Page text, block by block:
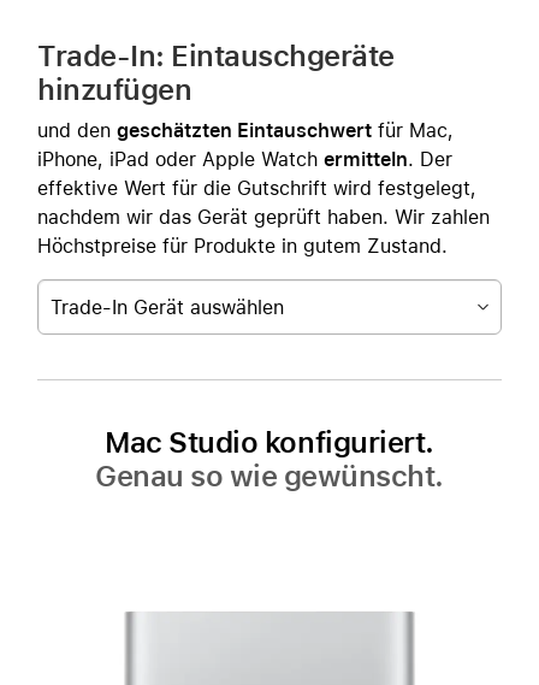
Trade-In: Eintauschgeräte
hinzufügen
und den geschätzten Eintauschwert für Mac,
iPhone, iPad oder Apple Watch ermitteln. Der
effektive Wert für die Gutschrift wird festgelegt,
nachdem wir das Gerät geprüft haben. Wir zahlen
Höchstpreise für Produkte in gutem Zustand.
Trade-In Gerät auswählen
Mac Studio konfiguriert.
Genau so wie gewünscht.